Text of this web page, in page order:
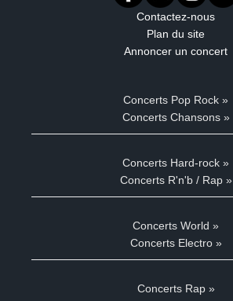
Contactez-nous
Plan du site
Annoncer un concert
Concerts Pop Rock »
Concerts Chansons »
Concerts Hard-rock »
Concerts R'n'b / Rap »
Concerts World »
Concerts Electro »
Concerts Rap »